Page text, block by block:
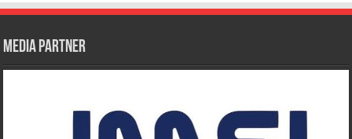
Media Partner